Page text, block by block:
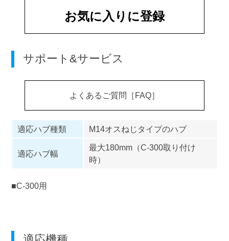
お気に入りに登録
サポート&サービス
よくあるご質問［FAQ］
適応ハブ種類 M14オスねじタイプのハブ
適応ハブ幅
最大180mm（C-300取り付け
時）
■C-300用